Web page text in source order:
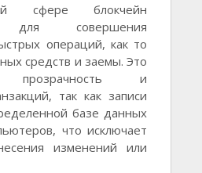
сфере блокчейн
для совершения
операций, как то
средств и заемы. Это
прозрачность и
так как записи
базе данных
что исключает
изменений или